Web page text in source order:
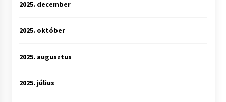
2025. december
2025. október
2025. augusztus
2025. július